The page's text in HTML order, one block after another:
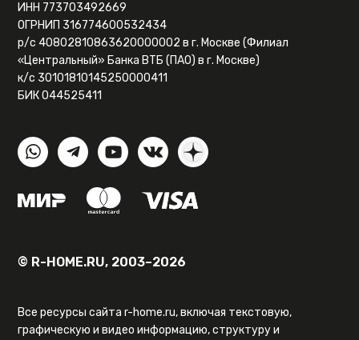
ИНН 773703492669
ОГРНИП 316774600532434
р/с 40802810863620000002 в г. Москве (Филиал
«Центральный» Банка ВТБ (ПАО) в г. Москве)
к/с 30101810145250000411
БИК 044525411
© R-HOME.RU, 2003–2026
Все ресурсы сайта r-home.ru, включая текстовую,
графическую и видео информацию, структуру и